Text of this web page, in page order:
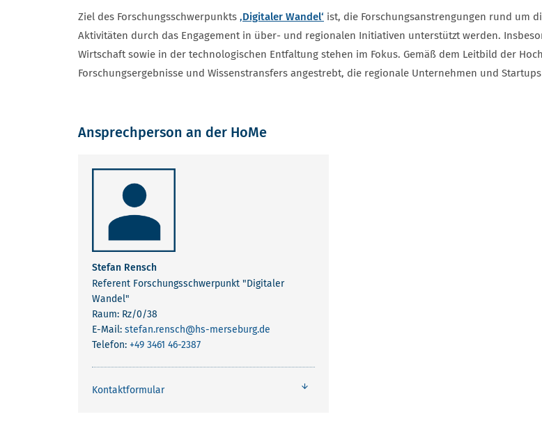
Ziel des Forschungsschwerpunkts ‚Digitaler Wandel‘ ist, die Forschungsanstrengungen rund um
Aktivitäten durch das Engagement in über- und regionalen Initiativen unterstützt werden.
Wirtschaft sowie in der technologischen Entfaltung stehen im Fokus. Gemäß dem Leitbild der
Forschungsergebnisse und Wissenstransfers angestrebt, die regionale Unternehmen und
Ansprechperson an der HoMe
KONTAKT
Stefan Rensch
Referent Forschungsschwerpunkt "Digitaler
Wandel"
Raum: Rz/0/38
E-Mail: stefan.rensch@hs-merseburg.de
Telefon: +49 3461 46-2387
Kontaktformular